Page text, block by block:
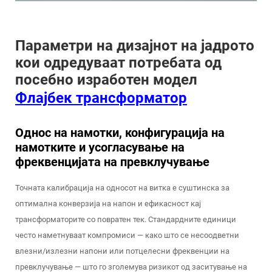
Параметри на дизајнот на јадрото
кои одредуваат потребата од
посебно изработен модел
Флајбек трансформатор
Однос на намотки, конфигурација на
намотките и усогласување на
фреквенцијата на превклучување
Точната калибрација на односот на витка е суштинска за
оптимална конверзија на напон и ефикасност кај
трансформаторите со повратен тек. Стандардните единици
често наметнуваат компромиси — како што се несоодветни
влезни/излезни напони или потцелесни фреквенции на
превклучување — што го зголемува ризикот од заситување на